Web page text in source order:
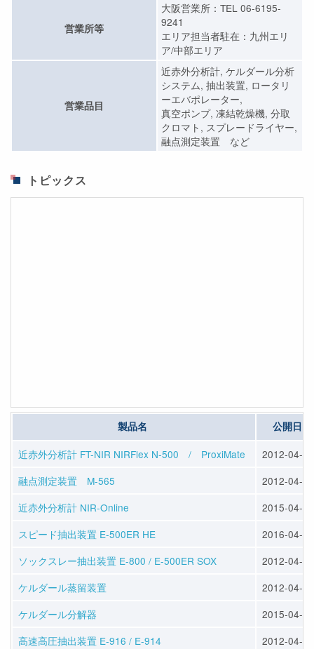
営業所等
大阪営業所：TEL 06-6195-
9241
エリア担当者駐在：九州エリ
ア/中部エリア
営業品目
近赤外分析計, ケルダール分析
システム, 抽出装置, ロータリ
ーエバポレーター,
真空ポンプ, 凍結乾燥機, 分取
クロマト, スプレードライヤー,
融点測定装置 など
トピックス
製品名 公開日
近赤外分析計 FT-NIR NIRFlex N-500 / ProxiMate
2012-04-23
融点測定装置 M-565
2012-04-23
近赤外分析計 NIR-Online
2015-04-10
スピード抽出装置 E-500ER HE
2016-04-13
ソックスレー抽出装置 E-800 / E-500ER SOX
2012-04-25
ケルダール蒸留装置
2012-04-25
ケルダール分解器
2015-04-10
高速高圧抽出装置 E-916 / E-914
2012-04-25